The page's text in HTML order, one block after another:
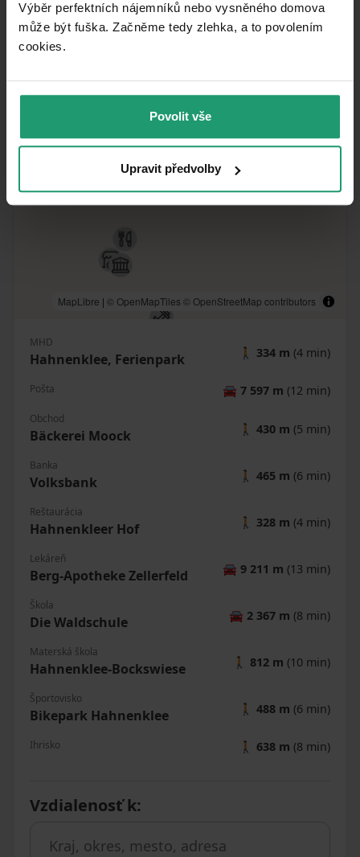
Výběr perfektních nájemníků nebo vysněného domova
může být fuška. Začněme tedy zlehka, a to povolením
cookies.​
Povolit vše
Upravit předvolby
V okolí nehnuteľnosti nájdete
MapLibre | © OpenMapTiles © OpenStreetMap contributors
MHD
Hahnenklee, Ferienpark 🚶 334 m (4 min)
Pošta 🚘 7 597 m (12 min)
Obchod
Bäckerei Moock 🚶 430 m (5 min)
Banka
Volksbank 🚶 465 m (6 min)
Reštaurácia
Hahnenkleer Hof 🚶 328 m (4 min)
Lekáreň
Berg-Apotheke Zellerfeld 🚘 9 211 m (13 min)
Škola
Die Waldschule 🚘 2 367 m (8 min)
Materská škola
Hahnenklee-Bockswiese 🚶 812 m (10 min)
Športovisko
Bikepark Hahnenklee 🚶 488 m (6 min)
Ihrisko 🚶 638 m (8 min)
Vzdialenosť k: